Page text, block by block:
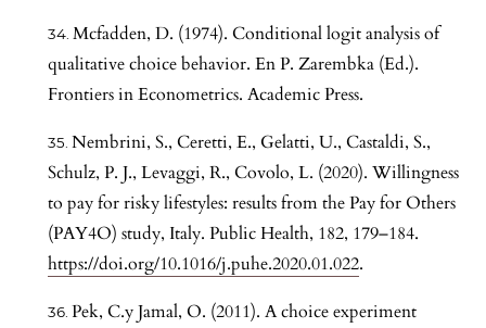
Mcfadden, D. (1974). Conditional logit analysis of
qualitative choice behavior. En P. Zarembka (Ed.).
Frontiers in Econometrics. Academic Press.
Nembrini, S., Ceretti, E., Gelatti, U., Castaldi, S.,
Schulz, P. J., Levaggi, R., Covolo, L. (2020). Willingness
to pay for risky lifestyles: results from the Pay for Others
(PAY4O) study, Italy. Public Health, 182, 179–184.
https://doi.org/10.1016/j.puhe.2020.01.022.
Pek, C.y Jamal, O. (2011). A choice experiment